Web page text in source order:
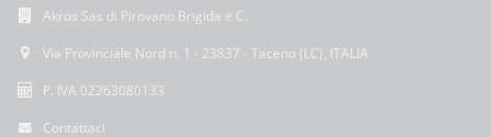
Akros Sas di Pirovano Brigida e C.
Via Provinciale Nord n. 1 - 23837 - Taceno (LC), ITALIA
P. IVA 02263080133
Contattaci